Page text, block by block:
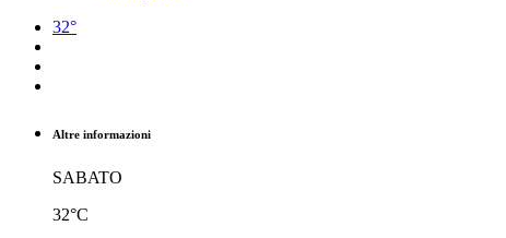
32°
Altre informazioni
SABATO
32°C